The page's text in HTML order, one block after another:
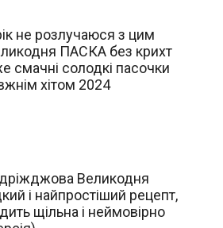
не розлучаюся з цим
ПАСКА без крихт
смачні солодкі пасочки
хітом 2024
Великодня
і найпростіший рецепт,
щільна і неймовірно